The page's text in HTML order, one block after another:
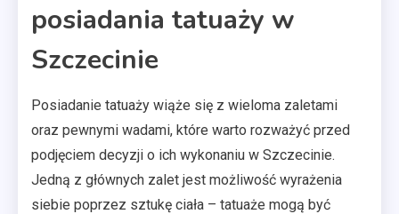
posiadania tatuaży w
Szczecinie
Posiadanie tatuaży wiąże się z wieloma zaletami
oraz pewnymi wadami, które warto rozważyć przed
podjęciem decyzji o ich wykonaniu w Szczecinie.
Jedną z głównych zalet jest możliwość wyrażenia
siebie poprzez sztukę ciała – tatuaże mogą być